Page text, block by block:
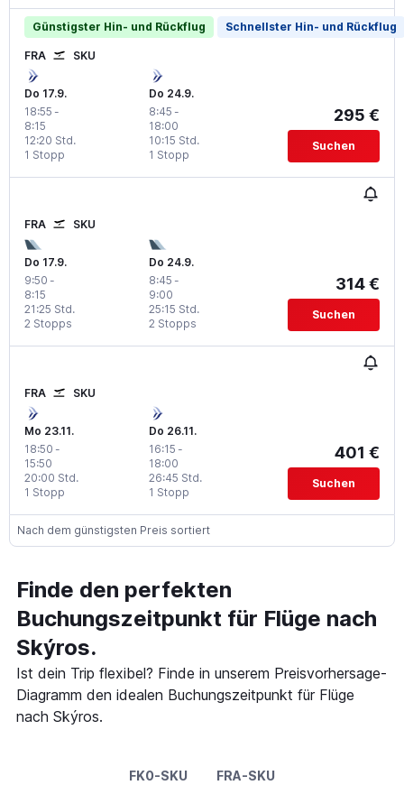
Günstigster Hin- und Rückflug Schnellster Hin- und Rückflug
FRA SKU
Do 17.9.
18:55 -
8:15
1 Stopp
12:20 Std.
Do 24.9.
8:45 -
18:00
1 Stopp
10:15 Std.
295 €
Suchen
FRA SKU
Do 17.9.
9:50 -
8:15
2 Stopps
21:25 Std.
Do 24.9.
8:45 -
9:00
2 Stopps
25:15 Std.
314 €
Suchen
FRA SKU
Mo 23.11.
18:50 -
15:50
1 Stopp
20:00 Std.
Do 26.11.
16:15 -
18:00
1 Stopp
26:45 Std.
401 €
Suchen
Nach dem günstigsten Preis sortiert
Finde den perfekten
Buchungszeitpunkt für Flüge nach
Skýros.
Ist dein Trip flexibel? Finde in unserem Preisvorhersage-
Diagramm den idealen Buchungszeitpunkt für Flüge
nach Skýros.
FK0-SKU FRA-SKU